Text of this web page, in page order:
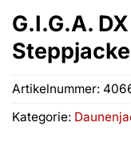
G.I.G.A.
Artikelnummer:
Kategorie: